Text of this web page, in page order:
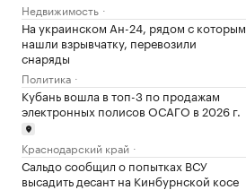
Недвижимость
На украинском Ан-24, рядом с которым
нашли взрывчатку, перевозили
снаряды
Политика
Кубань вошла в топ-3 по продажам
электронных полисов ОСАГО в 2026 г.
Краснодарский край
Сальдо сообщил о попытках ВСУ
высадить десант на Кинбурнской косе